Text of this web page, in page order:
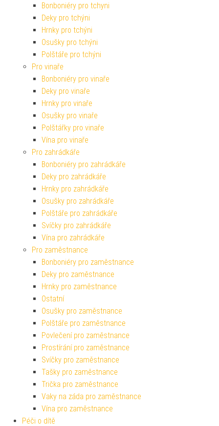
Bonboniéry pro tchyni
Deky pro tchýni
Hrnky pro tchýni
Osušky pro tchýni
Polštáře pro tchýni
Pro vinaře
Bonboniéry pro vinaře
Deky pro vinaře
Hrnky pro vinaře
Osušky pro vinaře
Polštářky pro vinaře
Vína pro vinaře
Pro zahrádkáře
Bonboniéry pro zahrádkáře
Deky pro zahrádkáře
Hrnky pro zahrádkáře
Osušky pro zahrádkáře
Polštáře pro zahrádkáře
Svíčky pro zahrádkáře
Vína pro zahrádkáře
Pro zaměstnance
Bonboniéry pro zaměstnance
Deky pro zaměstnance
Hrnky pro zaměstnance
Ostatní
Osušky pro zaměstnance
Polštáře pro zaměstnance
Povlečení pro zaměstnance
Prostírání pro zaměstnance
Svíčky pro zaměstnance
Tašky pro zaměstnance
Trička pro zaměstnance
Vaky na záda pro zaměstnance
Vína pro zaměstnance
Péči o dítě